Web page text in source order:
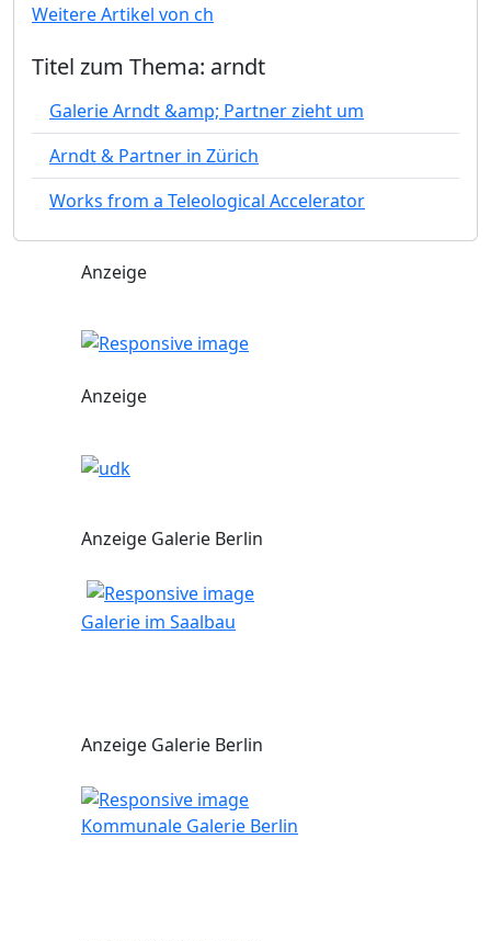
Weitere Artikel von ch
Titel zum Thema: arndt
Galerie Arndt &amp; Partner zieht um
Arndt & Partner in Zürich
Works from a Teleological Accelerator
Anzeige
Anzeige
Anzeige Galerie Berlin
Galerie im Saalbau
Anzeige Galerie Berlin
Kommunale Galerie Berlin